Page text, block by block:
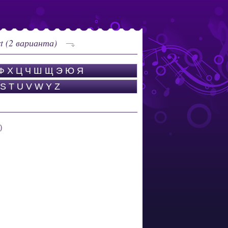
(2 варианта)
Х Ц Ч Ш Щ Э Ю Я
S T U V W Y Z